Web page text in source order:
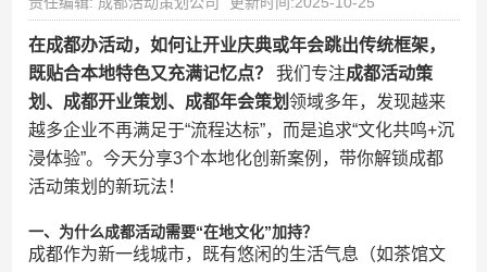
在成都办活动，如何让开业庆典或年会跳出传统框架，
既贴合本地特色又充满记忆点？​
​ 我们专注​​成都活动策
划、成都开业策划、成都年会策划​​领域多年，发现越来
越多企业不再满足于“流程达标”，而是追求“文化共鸣+沉
浸体验”。今天分享3个本地化创新案例，带你解锁成都
活动策划的新玩法！
​一、为什么成都活动需要“在地文化”加持？​
成都作为新一线城市，既有悠闲的生活气息（如茶馆文